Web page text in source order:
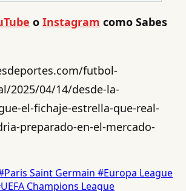
o Instagram como Sabes
futbol-
2025/04/14/desde-la-
el-fichaje-estrella-que-real-
preparado-en-el-mercado-
Saint Germain #Europa League
Champions League